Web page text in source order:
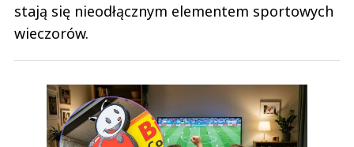
stają się nieodłącznym elementem sportowych
wieczorów.